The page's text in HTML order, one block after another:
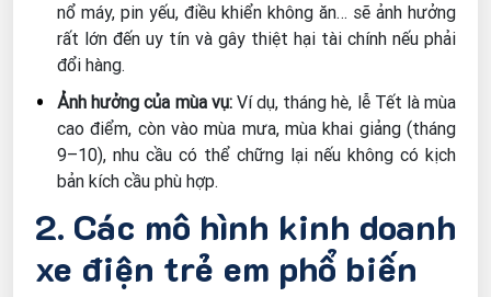
nổ máy, pin yếu, điều khiển không ăn… sẽ ảnh hưởng
rất lớn đến uy tín và gây thiệt hại tài chính nếu phải
đổi hàng.
Ảnh hưởng của mùa vụ:Ví dụ, tháng hè, lễ Tết là mùa
cao điểm, còn vào mùa mưa, mùa khai giảng (tháng
9–10), nhu cầu có thể chững lại nếu không có kịch
bản kích cầu phù hợp.
2. Các mô hình kinh doanh
xe điện trẻ em phổ biến